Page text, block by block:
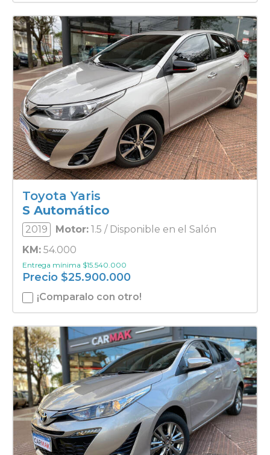
Toyota Yaris
S Automático
2019 Motor: 1.5 / Disponible en el Salón
KM: 54.000
Entrega mínima $15.540.000
Precio $25.900.000
¡Comparalo con otro!